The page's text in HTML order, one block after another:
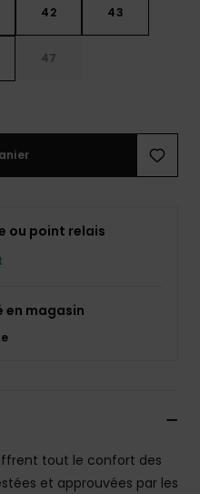
42 43
47
ou point relais
en magasin
tout le confort des
et approuvées par les